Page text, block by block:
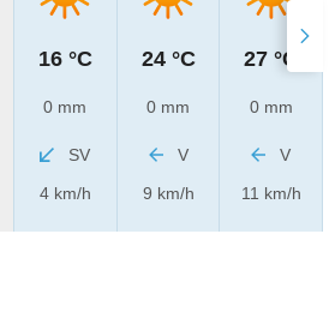
16 °C
0 mm
SV
4 km/h
24 °C
0 mm
V
9 km/h
27 °C
0 mm
V
11 km/h